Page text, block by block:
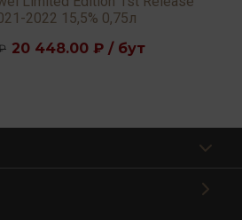
2022 15,5% 0,75л
20 448.00 ₽ / бут